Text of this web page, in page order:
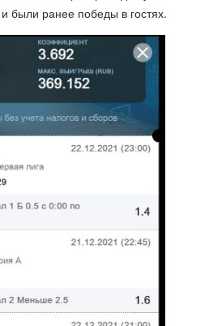
были ранее победы в гостях.